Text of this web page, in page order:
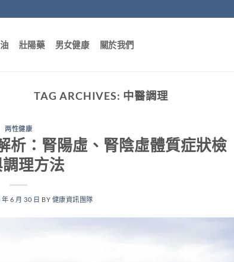
壯陽藥 男女健康 關於我們
TAG ARCHIVES: 中醫調理
两性健康
析：腎陽虛、腎陰虛體質症狀檢
理方法
年 6 月 30 日 BY 健康資訊團隊